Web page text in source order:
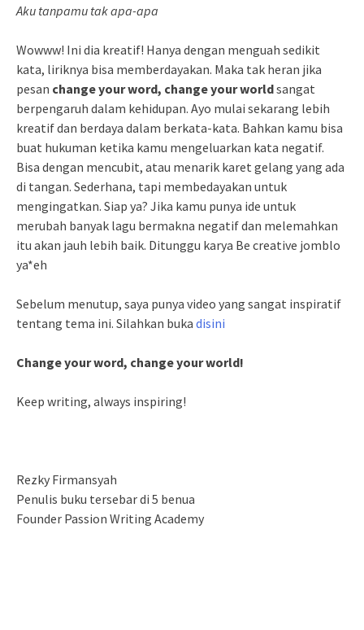
Aku tanpamu tak apa-apa
Wowww! Ini dia kreatif! Hanya dengan menguah sedikit
kata, liriknya bisa memberdayakan. Maka tak heran jika
pesan change your word, change your worldsangat
berpengaruh dalam kehidupan. Ayo mulai sekarang lebih
kreatif dan berdaya dalam berkata-kata. Bahkan kamu bisa
buat hukuman ketika kamu mengeluarkan kata negatif.
Bisa dengan mencubit, atau menarik karet gelang yang ada
di tangan. Sederhana, tapi membedayakan untuk
mengingatkan. Siap ya? Jika kamu punya ide untuk
merubah banyak lagu bermakna negatif dan melemahkan
itu akan jauh lebih baik. Ditunggu karya Be creative jomblo
ya*eh
Sebelum menutup, saya punya video yang sangat inspiratif
tentang tema ini. Silahkan buka disini
Change your word, change your world!
Keep writing, always inspiring!
Rezky Firmansyah
Penulis buku tersebar di 5 benua
Founder Passion Writing Academy